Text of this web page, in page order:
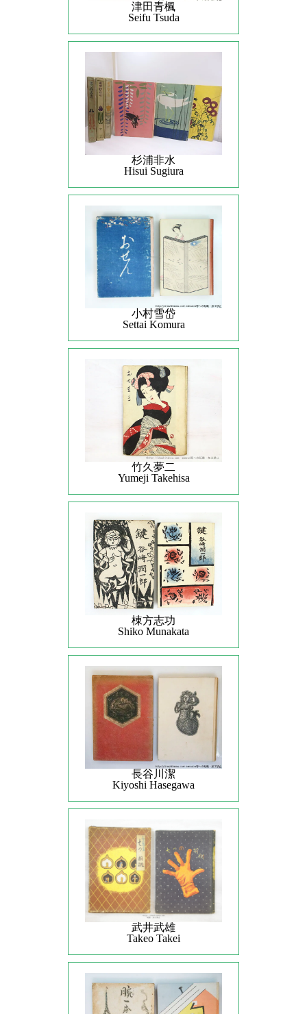
津田青楓
Seifu Tsuda
杉浦非水
Hisui Sugiura
小村雪岱
Settai Komura
竹久夢二
Yumeji Takehisa
棟方志功
Shiko Munakata
長谷川潔
Kiyoshi Hasegawa
武井武雄
Takeo Takei